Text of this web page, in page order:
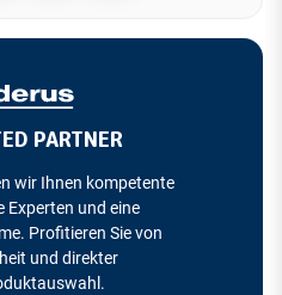
PARTNER
wir Ihnen kompetente
Experten und eine
Profitieren Sie von
und direkter